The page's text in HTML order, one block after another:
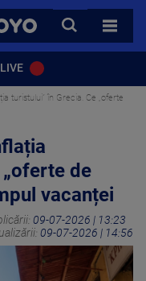
VOYO
CAUTA
TOATE
turistului” în Grecia. Ce „oferte
de
vacanței
09-07-2026 | 13:23
09-07-2026 | 14:56